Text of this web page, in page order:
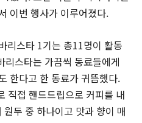
이번 행사가 이루어졌다.
리스타 1기는 총11명이 활동
리스타는 가끔씩 동료들에게
한다고 한 동료가 귀뜸했다.
직접 핸드드립으로 커피를 내
두 중 하나이고 맛과 향이 매